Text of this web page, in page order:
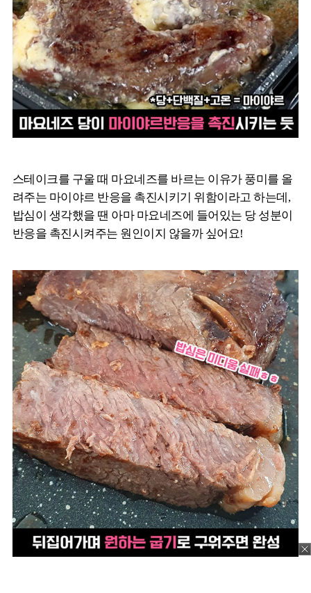
스테이크를 구울 때 마요네즈를 바르는 이유가 풍미를 올
려주는 마이야르 반응을 촉진시키기 위함이라고 하는데,
밥심이 생각했을 땐 아마 마요네즈에 들어있는 당 성분이
반응을 촉진시켜주는 원인이지 않을까 싶어요!